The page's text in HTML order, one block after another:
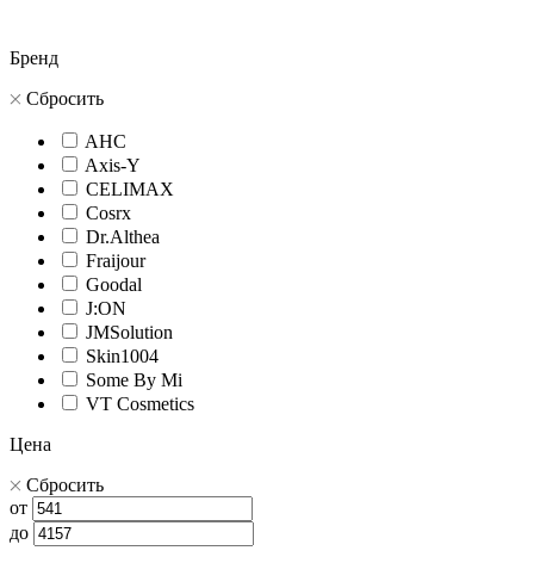
Бренд
Сбросить
AHC
Axis-Y
CELIMAX
Cosrx
Dr.Althea
Fraijour
Goodal
J:ON
JMSolution
Skin1004
Some By Mi
VT Cosmetics
Цена
Сбросить
от
до